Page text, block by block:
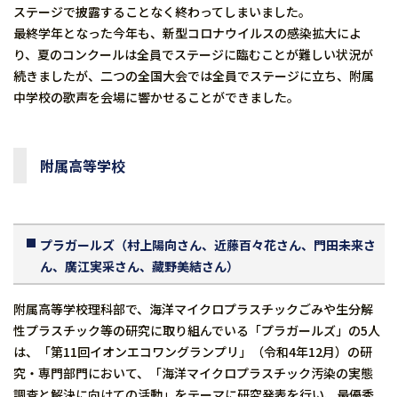
ステージで披露することなく終わってしまいました。
最終学年となった今年も、新型コロナウイルスの感染拡大によ
り、夏のコンクールは全員でステージに臨むことが難しい状況が
続きましたが、二つの全国大会では全員でステージに立ち、附属
中学校の歌声を会場に響かせることができました。
附属高等学校
プラガールズ（村上陽向さん、近藤百々花さん、門田未来さ
ん、廣江実采さん、藏野美結さん）
附属高等学校理科部で、海洋マイクロプラスチックごみや生分解
性プラスチック等の研究に取り組んでいる「プラガールズ」の5人
は、「第11回イオンエコワングランプリ」（令和4年12月）の研
究・専門部門において、「海洋マイクロプラスチック汚染の実態